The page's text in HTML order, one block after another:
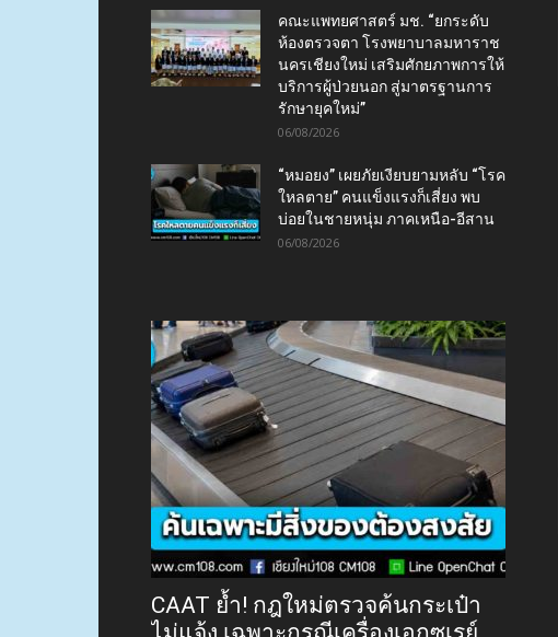
คณะแพทยศาสตร์ มช. “ยกระดับ
ห้องตรวจตา โรงพยาบาลมหาราช
นครเชียงใหม่ เสริมศักยภาพการให้
บริการผู้ป่วยนอก สู่มาตรฐานการ
รักษายุคใหม่”
06/08/2026
“หมอยง” เผยภัยเงียบยามหลับ “โรค
ใหลตาย” คนแข็งแรงก็เสี่ยง พบ
บ่อยในชายหนุ่ม ภาคเหนือ-อีสาน
06/08/2026
CAAT ย้ำ! กฎใหม่ตรวจค้นกระเป๋า